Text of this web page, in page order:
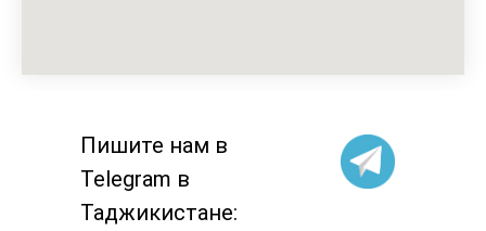
Пишите нам в
Telegram в
Таджикистане: